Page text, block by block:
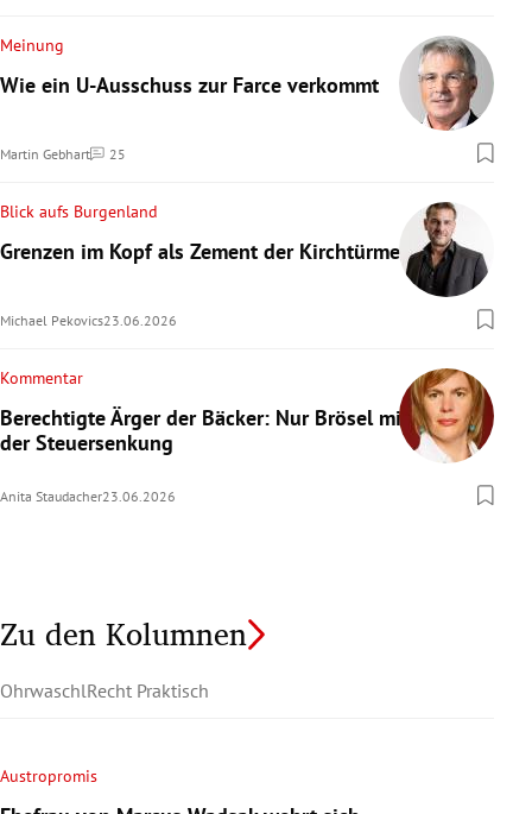
Meinung
Wie ein U-Ausschuss zur Farce verkommt
Martin Gebhart 25
Kommentare
Blick aufs Burgenland
Grenzen im Kopf als Zement der Kirchtürme
Michael Pekovics23.06.2026
Kommentar
Berechtigte Ärger der Bäcker: Nur Brösel mit
der Steuersenkung
Anita Staudacher23.06.2026
Zu den Kolumnen
OhrwaschlRecht Praktisch
Austropromis